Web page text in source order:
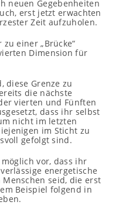
neuen Gegebenheiten
erst jetzt erwachten
Zeit aufzuholen.
einer „Brücke“
Dimension für
diese Grenze zu
die nächste
vierten und Fünften
dass ihr selbst
nicht im letzten
im Sticht zu
gefolgt sind.
vor, dass ihr
energetische
Menschen seid, die erst
Beispiel folgend in